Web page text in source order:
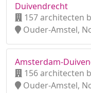
Duivendrecht
157 architecten
Ouder-Amstel,
Amsterdam-
156 architecten
Ouder-Amstel,